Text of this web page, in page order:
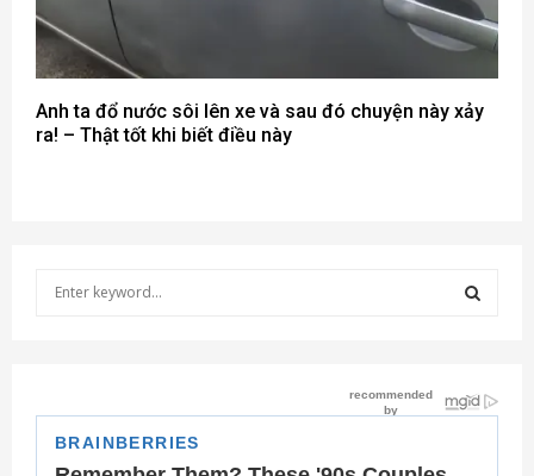
Anh ta đổ nước sôi lên xe và sau đó chuyện này xảy
ra! – Thật tốt khi biết điều này